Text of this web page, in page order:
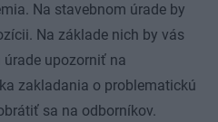
Na stavebnom úrade by
Na základe nich by vás
upozorniť na
zakladania o problematickú
sa na odborníkov.